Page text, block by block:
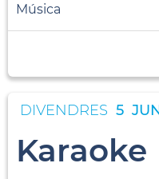
Música
DIVENDRES 5
Karaoke